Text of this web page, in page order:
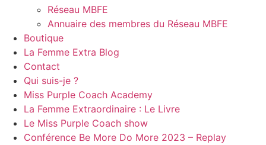
Réseau MBFE
Annuaire des membres du Réseau MBFE
Boutique
La Femme Extra Blog
Contact
Qui suis-je ?
Miss Purple Coach Academy
La Femme Extraordinaire : Le Livre
Le Miss Purple Coach show
Conférence Be More Do More 2023 – Replay